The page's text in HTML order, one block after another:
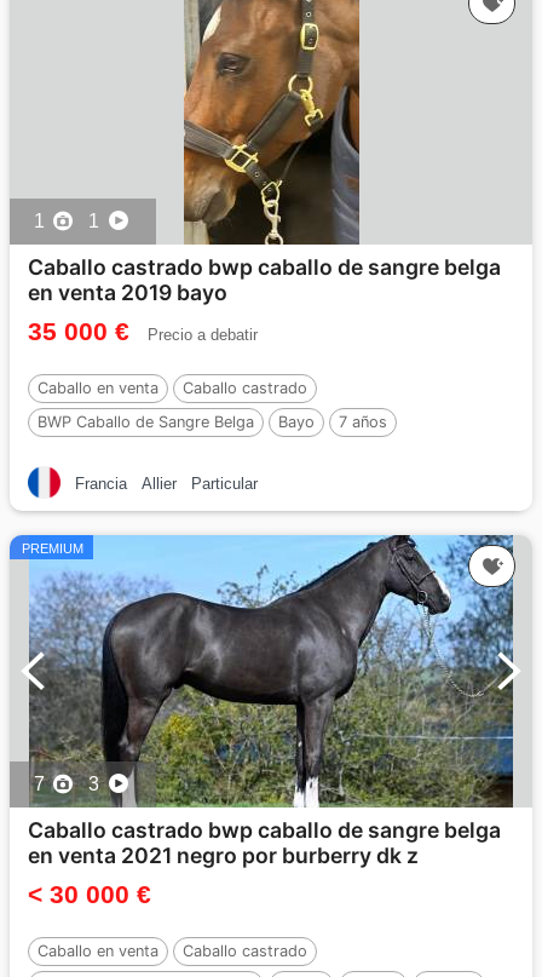
1 1
Caballo castrado bwp caballo de sangre belga
en venta 2019 bayo
35 000 € Precio a debatir
Caballo en venta
Caballo castrado
BWP Caballo de Sangre Belga
Bayo 7 años
Francia Allier Particular
PREMIUM
7 3
Caballo castrado bwp caballo de sangre belga
en venta 2021 negro por burberry dk z
< 30 000 €
Caballo en venta
Caballo castrado